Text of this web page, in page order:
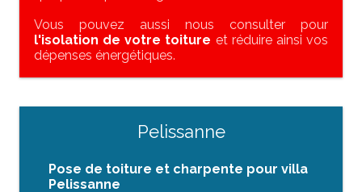
Vous pouvez aussi nous consulter pour
l'isolation de votre toiture et réduire ainsi vos
dépenses énergétiques.
Pelissanne
Pose de toiture et charpente pour villa
Pelissanne